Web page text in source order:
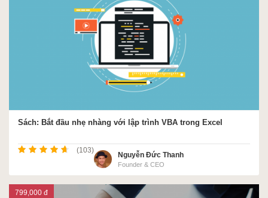
MOS
Sách: Bắt đầu nhẹ nhàng với lập trình VBA trong Excel
(103)
Nguyễn Đức Thanh
Founder & CEO
799,000 đ